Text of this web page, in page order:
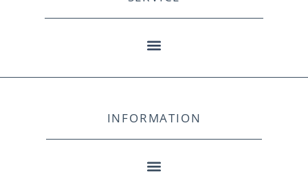
INFORMATION